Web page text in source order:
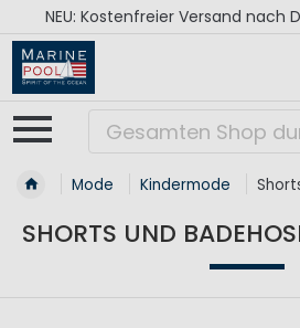
NEU: Kostenfreier Versand nach
Mode Kindermode
SHORTS UND